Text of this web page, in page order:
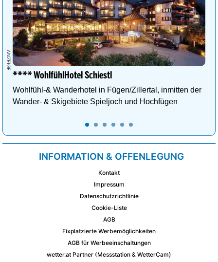
**** WohlfühlHotel Schiestl
Wohlfühl-& Wanderhotel in Fügen/Zillertal, inmitten der
Wander- & Skigebiete Spieljoch und Hochfügen
INFORMATION & OFFENLEGUNG
Kontakt
Impressum
Datenschutzrichtlinie
Cookie-Liste
AGB
Fixplatzierte Werbemöglichkeiten
AGB für Werbeeinschaltungen
wetter.at Partner (Messstation & WetterCam)